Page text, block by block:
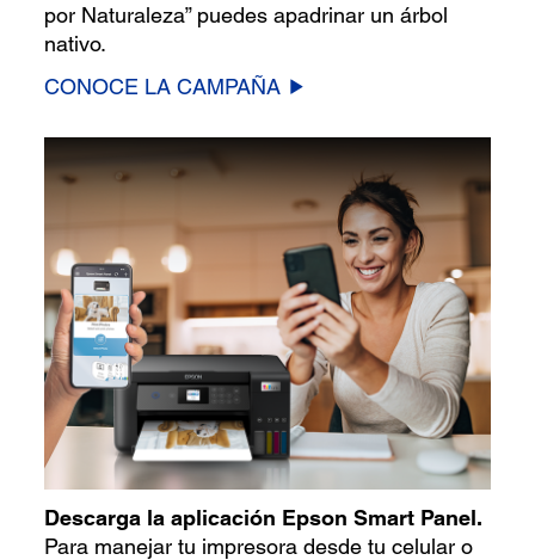
por Naturaleza” puedes apadrinar un árbol
nativo.
CONOCE LA CAMPAÑA
Descarga la aplicación Epson Smart Panel.
Para manejar tu impresora desde tu celular o